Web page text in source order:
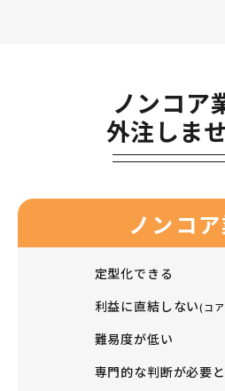
ノンコア
外注しま
ノンコ
定型化できる
利益に直結しない(コ
難易度が低い
専門的な判断が必要